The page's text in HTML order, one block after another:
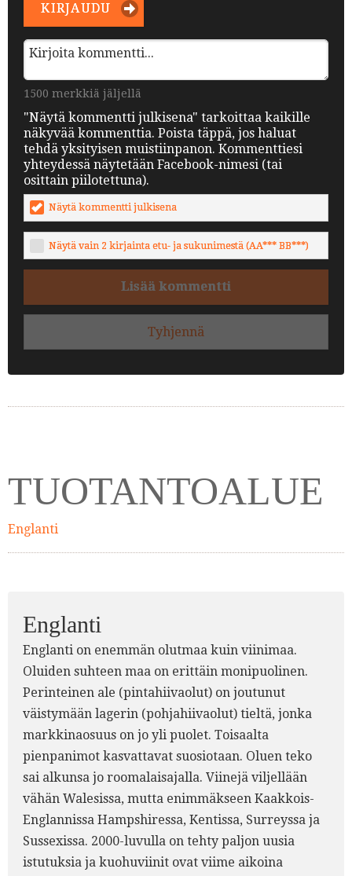
KIRJAUDU
1500 merkkiä jäljellä
"Näytä kommentti julkisena" tarkoittaa kaikille
näkyvää kommenttia. Poista täppä, jos haluat
tehdä yksityisen muistiinpanon. Kommenttiesi
yhteydessä näytetään Facebook-nimesi (tai
osittain piilotettuna).
Näytä kommentti julkisena
Näytä vain 2 kirjainta etu- ja sukunimestä (AA*** BB***)
Lisää kommentti
Tyhjennä
TUOTANTOALUE
Englanti
Englanti
Englanti on enemmän olutmaa kuin viinimaa.
Oluiden suhteen maa on erittäin monipuolinen.
Perinteinen ale (pintahiivaolut) on joutunut
väistymään lagerin (pohjahiivaolut) tieltä, jonka
markkinaosuus on jo yli puolet. Toisaalta
pienpanimot kasvattavat suosiotaan. Oluen teko
sai alkunsa jo roomalaisajalla. Viinejä viljellään
vähän Walesissa, mutta enimmäkseen Kaakkois-
Englannissa Hampshiressa, Kentissa, Surreyssa ja
Sussexissa. 2000-luvulla on tehty paljon uusia
istutuksia ja kuohuviinit ovat viime aikoina